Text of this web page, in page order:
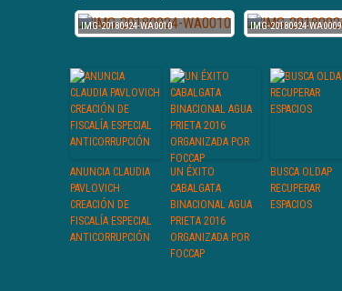
IMG-20180924-WA0010 IMG-20180924-WA0009
ANUNCIA CLAUDIA
PAVLOVICH
CREACIÓN DE
FISCALÍA ESPECIAL
ANTICORRUPCIÓN
UN ÉXITO
CABALGATA
BINACIONAL AGUA
PRIETA 2016
ORGANIZADA POR
FOCCAP
BUSCA OLDAP
RECUPERAR
ESPACIOS